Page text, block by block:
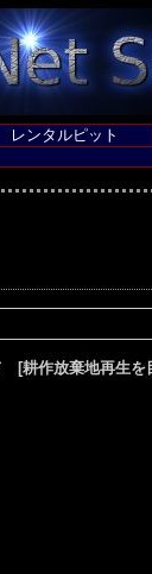
レンタルピット
耕作放棄地再生を